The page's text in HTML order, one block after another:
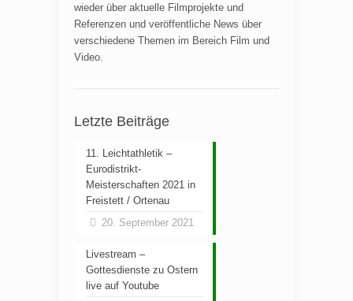
wieder über aktuelle Filmprojekte und
Referenzen und veröffentliche News über
verschiedene Themen im Bereich Film und
Video.
Letzte Beiträge
11. Leichtathletik –
Eurodistrikt-
Meisterschaften 2021 in
Freistett / Ortenau
20. September 2021
Livestream –
Gottesdienste zu Ostern
live auf Youtube